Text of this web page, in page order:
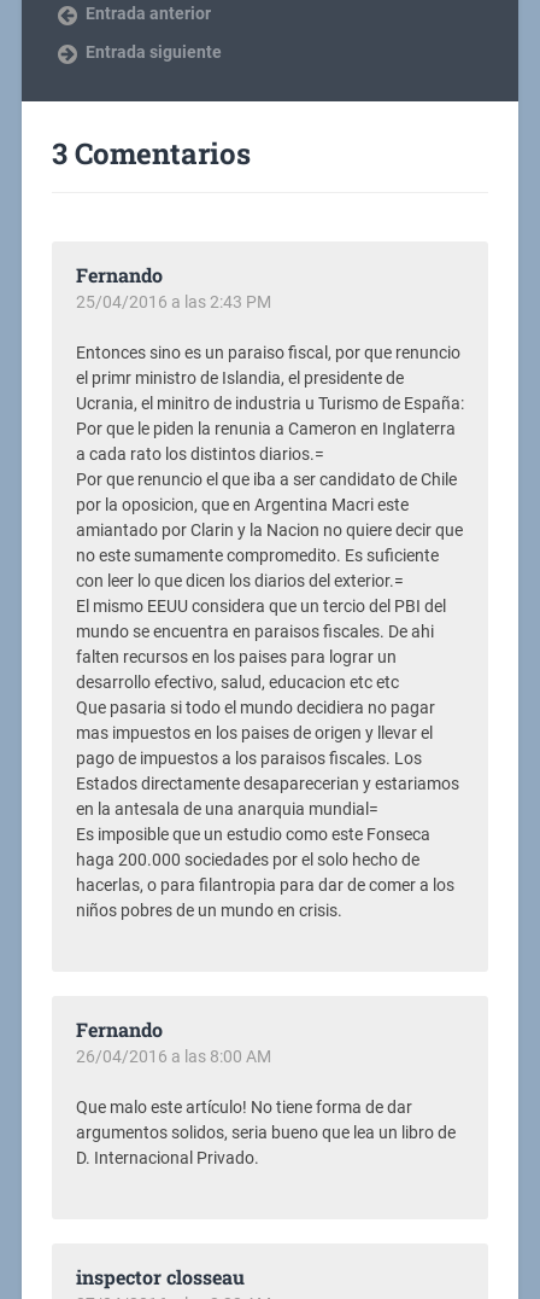
Entrada anterior
Entrada siguiente
3 Comentarios
Fernando
25/04/2016 a las 2:43 PM
Entonces sino es un paraiso fiscal, por que renuncio
el primr ministro de Islandia, el presidente de
Ucrania, el minitro de industria u Turismo de España:
Por que le piden la renunia a Cameron en Inglaterra
a cada rato los distintos diarios.=
Por que renuncio el que iba a ser candidato de Chile
por la oposicion, que en Argentina Macri este
amiantado por Clarin y la Nacion no quiere decir que
no este sumamente compromedito. Es suficiente
con leer lo que dicen los diarios del exterior.=
El mismo EEUU considera que un tercio del PBI del
mundo se encuentra en paraisos fiscales. De ahi
falten recursos en los paises para lograr un
desarrollo efectivo, salud, educacion etc etc
Que pasaria si todo el mundo decidiera no pagar
mas impuestos en los paises de origen y llevar el
pago de impuestos a los paraisos fiscales. Los
Estados directamente desaparecerian y estariamos
en la antesala de una anarquia mundial=
Es imposible que un estudio como este Fonseca
haga 200.000 sociedades por el solo hecho de
hacerlas, o para filantropia para dar de comer a los
niños pobres de un mundo en crisis.
Fernando
26/04/2016 a las 8:00 AM
Que malo este artículo! No tiene forma de dar
argumentos solidos, seria bueno que lea un libro de
D. Internacional Privado.
inspector closseau